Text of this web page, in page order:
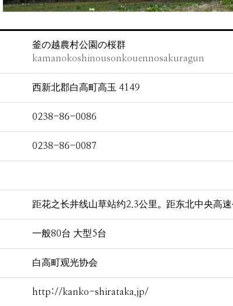
釜の越農村公園の桜群
kamanokoshinousonkouennosakuragun
西新北郡白高町高玉 4149
0238-86-0086
0238-86-0087
距花之长井线山草站约2.3公里。距东北中央高
一般80台 大型5台
白高町观光协会
http://kanko-shirataka.jp/